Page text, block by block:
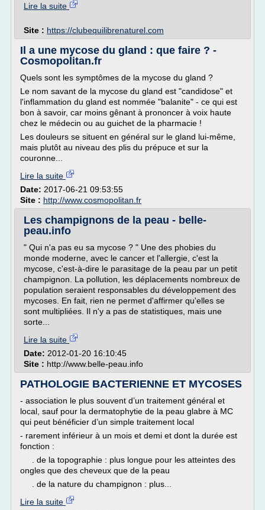
Lire la suite
Site : https://clubequilibrenaturel.com
Il a une mycose du gland : que faire ? -
Cosmopolitan.fr
Quels sont les symptômes de la mycose du gland ?
Le nom savant de la mycose du gland est "candidose" et
l'inflammation du gland est nommée "balanite" - ce qui est
bon à savoir, car moins gênant à prononcer à voix haute
chez le médecin ou au guichet de la pharmacie !
Les douleurs se situent en général sur le gland lui-même,
mais plutôt au niveau des plis du prépuce et sur la
couronne...
Lire la suite
Date: 2017-06-21 09:53:55
Site : http://www.cosmopolitan.fr
Les champignons de la peau - belle-
peau.info
" Qui n'a pas eu sa mycose ? " Une des phobies du
monde moderne, avec le cancer et l'allergie, c'est la
mycose, c'est-à-dire le parasitage de la peau par un petit
champignon. La pollution, les déplacements nombreux de
population seraient responsables du développement des
mycoses. En fait, rien ne permet d'affirmer qu'elles se
sont multipliées. Il n'y a pas de statistiques, mais une
sorte...
Lire la suite
Date: 2012-01-20 16:10:45
Site : http://www.belle-peau.info
PATHOLOGIE BACTERIENNE ET MYCOSES
- association le plus souvent d’un traitement général et
local, sauf pour la dermatophytie de la peau glabre à MC
qui peut bénéficier d’un simple traitement local
- rarement inférieur à un mois et demi et dont la durée est
fonction :
. de la topographie : plus longue pour les atteintes des
ongles que des cheveux que de la peau
. de la nature du champignon : plus...
Lire la suite